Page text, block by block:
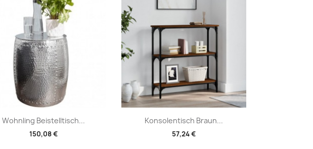
Wohnling Beistelltisch...
150,08 €
Vorschau Konsolentisch Braun...
57,24 €
Vorschau